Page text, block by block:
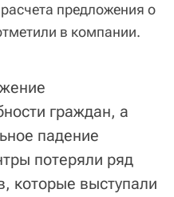
предложения о
в компании.
граждан, а
падение
потеряли ряд
которые выступали